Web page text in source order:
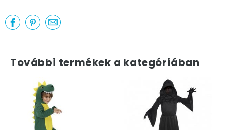
További termékek a kategóriában